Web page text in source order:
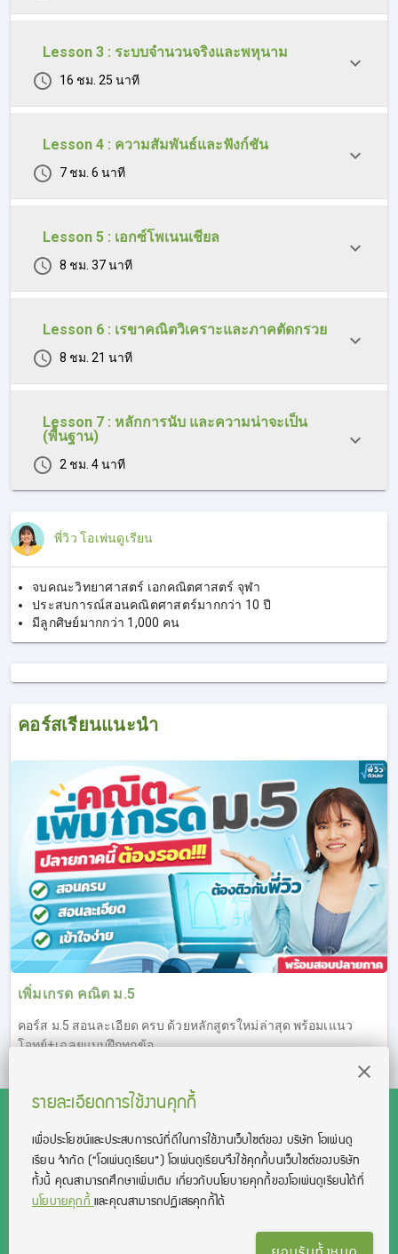
Lesson 3 : ระบบจำนวนจริงและพหุนาม
16 ชม. 25 นาที
Lesson 4 : ความสัมพันธ์และฟังก์ชัน
7 ชม. 6 นาที
Lesson 5 : เอกซ์โพเนนเชียล
8 ชม. 37 นาที
Lesson 6 : เรขาคณิตวิเคราะและภาคตัดกรวย
8 ชม. 21 นาที
Lesson 7 : หลักการนับ และความน่าจะเป็น
(พื้นฐาน)
2 ชม. 4 นาที
พี่วิว โอเพ่นดูเรียน
จบคณะวิทยาศาสตร์ เอกคณิตศาสตร์ จุฬา
ประสบการณ์สอนคณิตศาสตร์มากกว่า 10 ปี
มีลูกศิษย์มากกว่า 1,000 คน
คอร์สเรียนแนะนำ
เพิ่มเกรด คณิต ม.5
คอร์ส ม.5 สอนละเอียด ครบ ด้วยหลักสูตรใหม่ล่าสุด พร้อมเแนว
โจทย์+เฉลยแบบฝึกทุกข้อ
สงวนลิขสิทธิ์โดย บริษัท โอเพ่นดูเรียน จำกัด 2021 ©︎ OpenDurian
Co., Ltd.
TOEIC® and TOEFL® are registered trademarks of Educational Testing
This product is not endorsed or approved by ETS.
รายละเอียดการใช้งานคุกกี้
เพื่อประโยชน์และประสบการณ์ที่ดีในการใช้งานเว็บไซต์ของ บริษัท โอเพ่นดู
เรียน จํากัด (“โอเพ่นดูเรียน”)โอเพ่นดูเรียนจึงใช้คุกกี้บนเว็บไซต์ของบริษัท
ทั้งนี้ คุณสามารถศึกษาเพิ่มเติม เกี่ยวกับนโยบายคุกกี้ของโอเพ่นดูเรียนได้ที่
นโยบายคุกกี้และคุณสามารถปฏิเสธคุกกี้ได้